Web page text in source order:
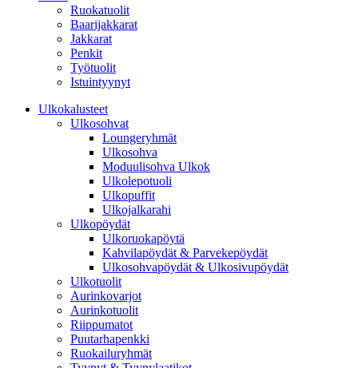
Ruokatuolit
Baarijakkarat
Jakkarat
Penkit
Työtuolit
Istuintyynyt
Ulkokalusteet
Ulkosohvat
Loungeryhmät
Ulkosohva
Moduulisohva Ulkok
Ulkolepotuoli
Ulkopuffit
Ulkojalkarahi
Ulkopöydät
Ulkoruokapöytä
Kahvilapöydät & Parvekepöydät
Ulkosohvapöydät & Ulkosivupöydät
Ulkotuolit
Aurinkovarjot
Aurinkotuolit
Riippumatot
Puutarhapenkki
Ruokailuryhmät